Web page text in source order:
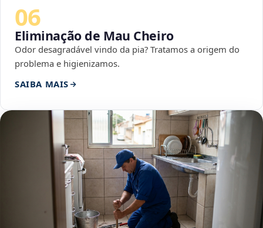
06
Eliminação de Mau Cheiro
Odor desagradável vindo da pia? Tratamos a origem do
problema e higienizamos.
SAIBA MAIS